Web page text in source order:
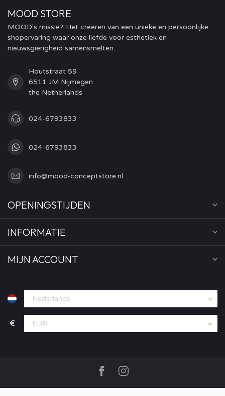
MOOD STORE
MOOD's missie? Het creëren van een unieke en persoonlijke
shopervaring waar onze liefde voor esthetiek en
nieuwsgierigheid samensmelten.
Houtstraat 59
6511 JM Nijmegen
the Netherlands
024-6793833
024-6793833
info@mood-conceptstore.nl
OPENINGSTIJDEN
INFORMATIE
MIJN ACCOUNT
€